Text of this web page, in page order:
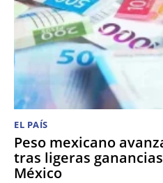
EL PAÍS
Peso mexicano
tras ligeras
México